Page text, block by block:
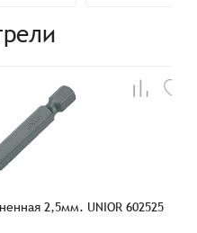
2,5мм. UNIOR 602525